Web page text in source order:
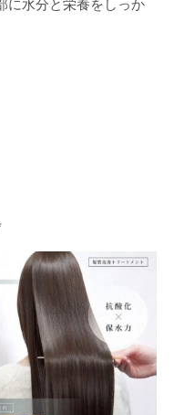
に水分と栄養をしっか